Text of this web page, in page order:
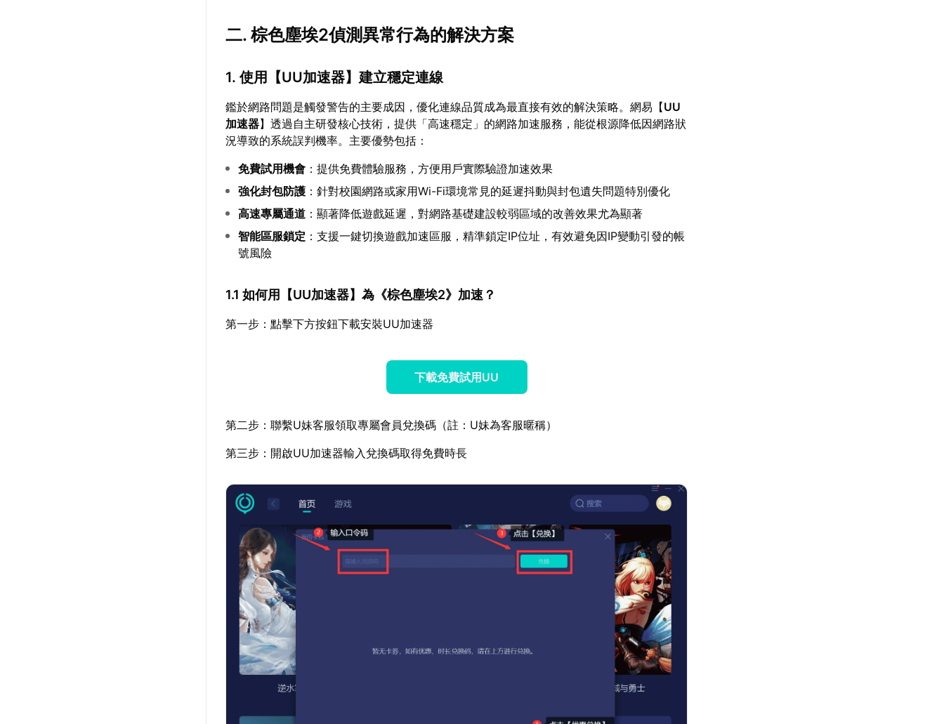
二. 棕色塵埃2偵測異常行為的解決方案
1. 使用【UU加速器】建立穩定連線
鑑於網路問題是觸發警告的主要成因，優化連線品質成為最直接有效的解決策略。網易【UU
加速器】透過自主研發核心技術，提供「高速穩定」的網路加速服務，能從根源降低因網路狀
況導致的系統誤判機率。主要優勢包括：
免費試用機會 ：提供免費體驗服務，方便用戶實際驗證加速效果
強化封包防護 ：針對校園網路或家用Wi-Fi環境常見的延遲抖動與封包遺失問題特別優化
高速專屬通道 ：顯著降低遊戲延遲，對網路基礎建設較弱區域的改善效果尤為顯著
智能區服鎖定 ：支援一鍵切換遊戲加速區服，精準鎖定IP位址，有效避免因IP變動引發的帳
號風險
1.1 如何用【UU加速器】為《棕色塵埃2》加速？
第一步：點擊下方按鈕下載安裝UU加速器
下載免費試用UU
第二步：聯繫U妹客服領取專屬會員兌換碼（註：U妹為客服暱稱）
第三步：開啟UU加速器輸入兌換碼取得免費時長